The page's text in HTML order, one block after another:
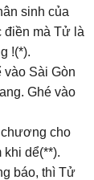
sinh của
điền mà Tử là
!(*).
Sài Gòn
Ghé vào
cho
dể(**).
báo, thì Tử